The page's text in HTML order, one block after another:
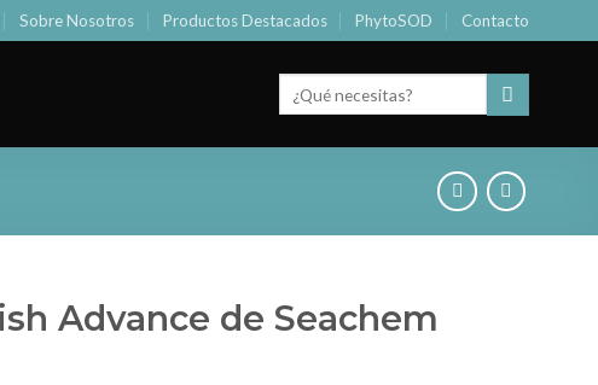
Sobre Nosotros Productos Destacados PhytoSOD Contacto
por:
Advance de Seachem